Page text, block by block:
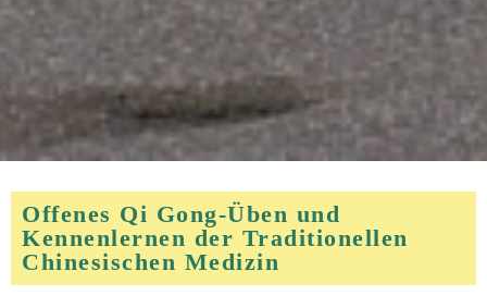
Offenes Qi Gong-Üben und
Kennenlernen der Traditionellen
Chinesischen Medizin